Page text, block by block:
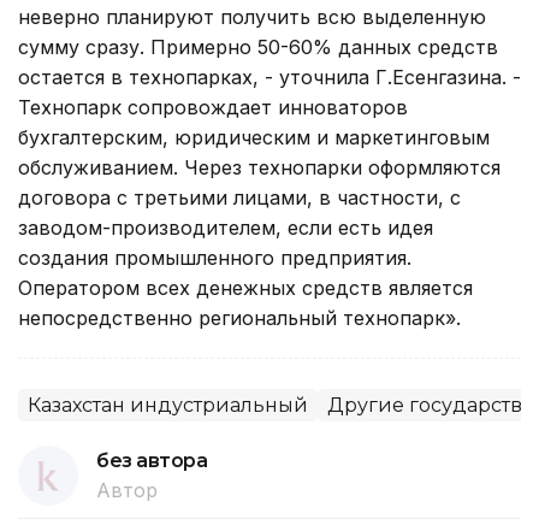
неверно планируют получить всю выделенную
сумму сразу. Примерно 50-60% данных средств
остается в технопарках, - уточнила Г.Есенгазина. -
Технопарк сопровождает инноваторов
бухгалтерским, юридическим и маркетинговым
обслуживанием. Через технопарки оформляются
договора с третьими лицами, в частности, с
заводом-производителем, если есть идея
создания промышленного предприятия.
Оператором всех денежных средств является
непосредственно региональный технопарк».
Казахстан индустриальный Другие
без автора
Автор